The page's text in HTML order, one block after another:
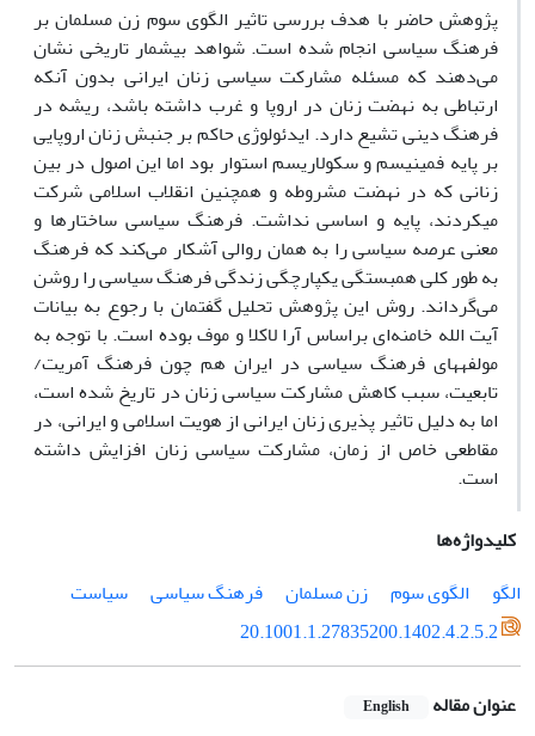
پژوهش حاضر با هدف بررسی تاثیر الگوی سوم زن مسلمان بر
فرهنگ سیاسی انجام شده است. شواهد بی‏شمار تاریخی نشان
می‌دهند که مسئله مشارکت سیاسی زنان ایرانی بدون آنکه
ارتباطی به نهضت زنان در اروپا و غرب داشته باشد، ریشه در
فرهنگ دینی تشیع دارد. ایدئولوژی حاکم بر جنبش زنان اروپایی
بر پایه فمینیسم و سکولاریسم استوار بود اما این اصول در بین
زنانی که در نهضت مشروطه و همچنین انقلاب اسلامی شرکت
می‏کردند، پایه و اساسی نداشت. فرهنگ سیاسی ساختارها و
معنی عرصه سیاسی را به همان روالی آشکار می‌کند که فرهنگ
به طور کلی همبستگی یکپارچگی زندگی فرهنگ سیاسی را روشن
می‌گرداند. روش این پژوهش تحلیل گفتمان با رجوع به بیانات
آیت الله خامنه‌ای براساس آرا لاکلا و موف بوده است. با توجه به
مولفه­های فرهنگ سیاسی در ایران هم چون فرهنگ آمریت/
تابعیت، سبب کاهش مشارکت سیاسی زنان در تاریخ شده است،
اما به دلیل تاثیر پذیری زنان ایرانی از هویت اسلامی و ایرانی، در
مقاطعی خاص از زمان، مشارکت سیاسی زنان افزایش داشته
است.
کلیدواژه‌ها
الگو
الگوی سوم زن مسلمان فرهنگ سیاسی
سیاست
20.1001.1.27835200.1402.4.2.5.2
عنوان مقاله English